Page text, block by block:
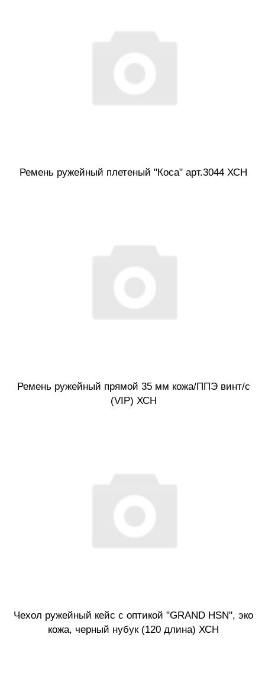
Ремень ружейный плетеный "Коса" арт.3044 ХСН
Ремень ружейный прямой 35 мм кожа/ППЭ винт/с
(VIP) ХСН
Чехол ружейный кейс с оптикой "GRAND HSN", эко
кожа, черный нубук (120 длина) ХСН